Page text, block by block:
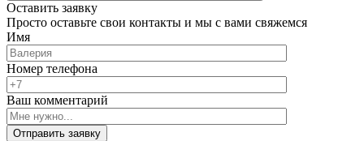
Оставить заявку
Просто оставьте свои контакты и мы с вами свяжемся
Имя
Номер телефона
Ваш комментарий
Отправить заявку